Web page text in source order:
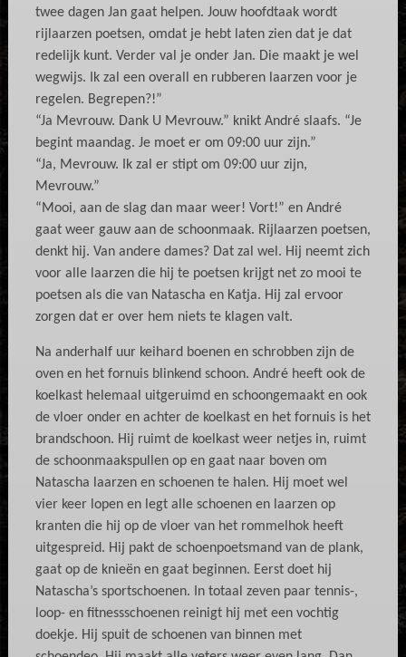
twee dagen Jan gaat helpen. Jouw hoofdtaak wordt
rijlaarzen poetsen, omdat je hebt laten zien dat je dat
redelijk kunt. Verder val je onder Jan. Die maakt je wel
wegwijs. Ik zal een overall en rubberen laarzen voor je
regelen. Begrepen?!”
“Ja Mevrouw. Dank U Mevrouw.” knikt André slaafs. “Je
begint maandag. Je moet er om 09:00 uur zijn.”
“Ja, Mevrouw. Ik zal er stipt om 09:00 uur zijn,
Mevrouw.”
“Mooi, aan de slag dan maar weer! Vort!” en André
gaat weer gauw aan de schoonmaak. Rijlaarzen poetsen,
denkt hij. Van andere dames? Dat zal wel. Hij neemt zich
voor alle laarzen die hij te poetsen krijgt net zo mooi te
poetsen als die van Natascha en Katja. Hij zal ervoor
zorgen dat er over hem niets te klagen valt.
Na anderhalf uur keihard boenen en schrobben zijn de
oven en het fornuis blinkend schoon. André heeft ook de
koelkast helemaal uitgeruimd en schoongemaakt en ook
de vloer onder en achter de koelkast en het fornuis is het
brandschoon. Hij ruimt de koelkast weer netjes in, ruimt
de schoonmaakspullen op en gaat naar boven om
Natascha laarzen en schoenen te halen. Hij moet wel
vier keer lopen en legt alle schoenen en laarzen op
kranten die hij op de vloer van het rommelhok heeft
uitgespreid. Hij pakt de schoenpoetsmand van de plank,
gaat op de knieën en gaat beginnen. Eerst doet hij
Natascha’s sportschoenen. In totaal zeven paar tennis-,
loop- en fitnessschoenen reinigt hij met een vochtig
doekje. Hij spuit de schoenen van binnen met